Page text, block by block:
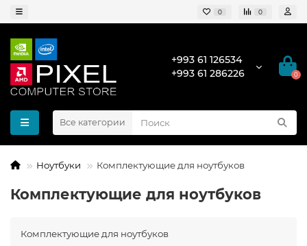
0 0
+993 61 126534
+993 61 286226
0
Все категории
Ноутбуки Комплектующие для ноутбуков
Комплектующие для ноутбуков
Комплектующие для ноутбуков